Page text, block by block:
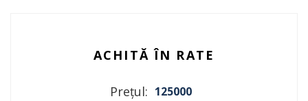
ACHITĂ ÎN RATE
Prețul: 125000